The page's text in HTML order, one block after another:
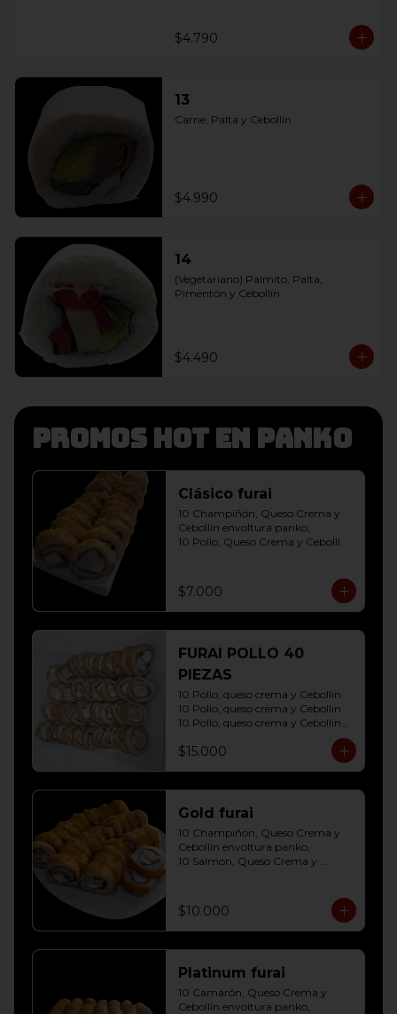
$4.790
13
Carne, Palta y Cebollín
$4.990
14
(Vegetariano) Palmito, Palta,
Pimentón y Cebollín
$4.490
Promos hot en panko
Clásico furai
10 Champiñón, Queso Crema y
Cebollín envoltura panko,
10 Pollo, Queso Crema y Cebollín
$7.000
FURAI POLLO 40
PIEZAS
10 Pollo, queso crema y Cebollin
10 Pollo, queso crema y Cebollin
10 Pollo, queso crema y Cebollin
10 Pollo, queso crema y Cebollin
$15.000
Gold furai
10 Champiñon, Queso Crema y
Cebollín envoltura panko,
10 Salmon, Queso Crema y
envoltura panko
$10.000
Platinum furai
10 Camarón, Queso Crema y
Cebollín envoltura panko,